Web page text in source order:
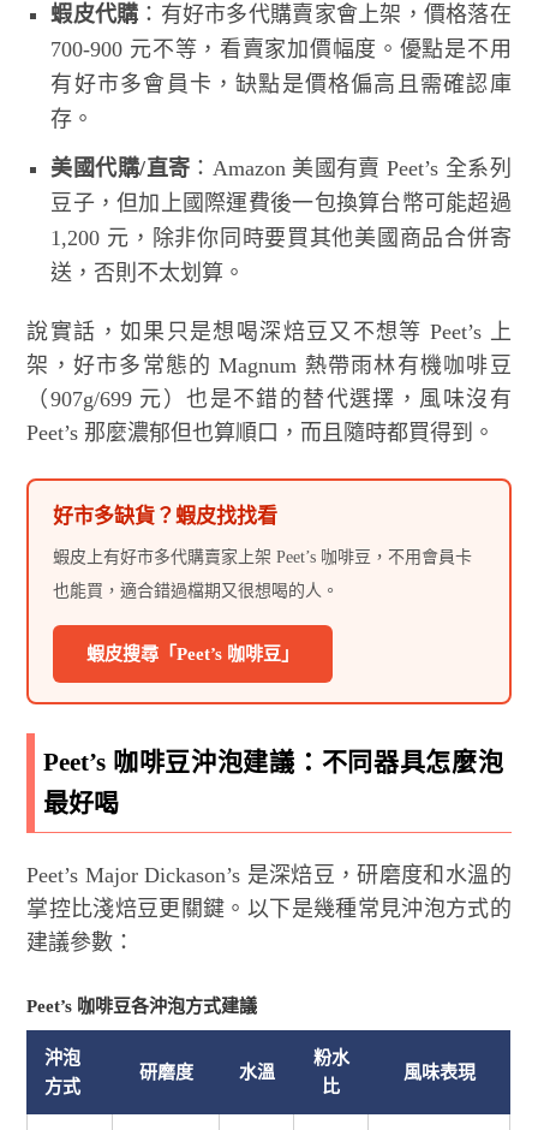
蝦皮代購 ：有好市多代購賣家會上架，價格落在
700-900 元不等，看賣家加價幅度。優點是不用
有好市多會員卡，缺點是價格偏高且需確認庫
存。
美國代購/直寄 ：Amazon 美國有賣 Peet’s 全系列
豆子，但加上國際運費後一包換算台幣可能超過
1,200 元，除非你同時要買其他美國商品合併寄
送，否則不太划算。
說實話，如果只是想喝深焙豆又不想等 Peet’s 上
架，好市多常態的 Magnum 熱帶雨林有機咖啡豆
（907g/699 元）也是不錯的替代選擇，風味沒有
Peet’s 那麼濃郁但也算順口，而且隨時都買得到。
好市多缺貨？蝦皮找找看
蝦皮上有好市多代購賣家上架 Peet’s 咖啡豆，不用會員卡
也能買，適合錯過檔期又很想喝的人。
蝦皮搜尋「Peet’s 咖啡豆」
Peet’s 咖啡豆沖泡建議：不同器具怎麼泡
最好喝
Peet’s Major Dickason’s 是深焙豆，研磨度和水溫的
掌控比淺焙豆更關鍵。以下是幾種常見沖泡方式的
建議參數：
Peet’s 咖啡豆各沖泡方式建議
沖泡
方式
研磨度 水溫
粉水
比
風味表現